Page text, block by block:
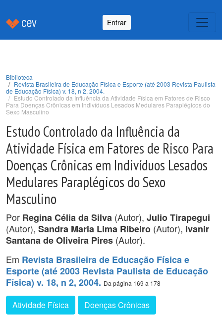
Entrar
Biblioteca
Revista Brasileira de Educação Física e Esporte (até 2003 Revista Paulista
de Educação Física) v. 18, n 2, 2004.
Estudo Controlado da Influência da Atividade Física em Fatores de Risco
Para Doenças Crônicas em Indivíduos Lesados Medulares Paraplégicos do
Sexo Masculino
Estudo Controlado da Influência da
Atividade Física em Fatores de Risco Para
Doenças Crônicas em Indivíduos Lesados
Medulares Paraplégicos do Sexo
Masculino
Por Regina Célia da Silva (Autor), Julio Tirapegui
(Autor), Sandra Maria Lima Ribeiro (Autor), Ivanir
Santana de Oliveira Pires (Autor).
Em Revista Brasileira de Educação Física e
Esporte (até 2003 Revista Paulista de Educação
Física) v. 18, n 2, 2004. Da página 169 a 178
Atividade Física Doenças Crônicas